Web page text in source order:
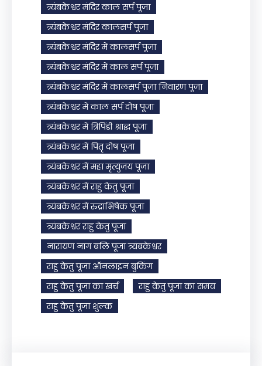
त्र्यंबकेश्वर मंदिर काल सर्प पूजा
त्र्यंबकेश्वर मंदिर कालसर्प पूजा
त्र्यंबकेश्वर मंदिर में कालसर्प पूजा
त्र्यंबकेश्वर मंदिर में काल सर्प पूजा
त्र्यंबकेश्वर मंदिर में कालसर्प पूजा निवारण पूजा
त्र्यंबकेश्वर में काल सर्प दोष पूजा
त्र्यंबकेश्वर में त्रिपिंडी श्राद्ध पूजा
त्र्यंबकेश्वर में पितृ दोष पूजा
त्र्यंबकेश्वर में महा मृत्युंजय पूजा
त्र्यंबकेश्वर में राहु केतु पूजा
त्र्यंबकेश्वर में रुद्राभिषेक पूजा
त्र्यंबकेश्वर राहु केतु पूजा
नारायण नाग बलि पूजा त्र्यंबकेश्वर
राहु केतु पूजा ऑनलाइन बुकिंग
राहु केतु पूजा का खर्च
राहु केतु पूजा का समय
राहु केतु पूजा शुल्क